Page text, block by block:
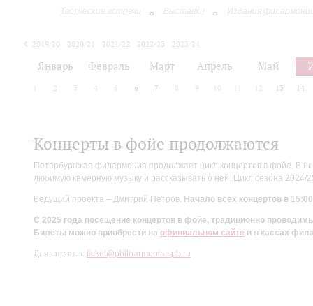
Творческие встречи Выставки Издания
2019/20 2020/21 2021/22 2022/23
2023/24
Январь Февраль Март Апрель Май
2 3 4 5 6 7 8 9 10 12 13 14
Концерты в фойе продолжаются
Петербургская филармония продолжает цикл концертов в фойе. В
любимую камерную музыку и рассказывать о ней. Цикл сезона
Ведущий проекта – Дмитрий Петров. Начало всех концертов в
С 2025 года посещение концертов в фойе, традиционно
Билеты можно приобрести на официальном сайте и в кассах
Для справок: ticket@philharmonia.spb.ru